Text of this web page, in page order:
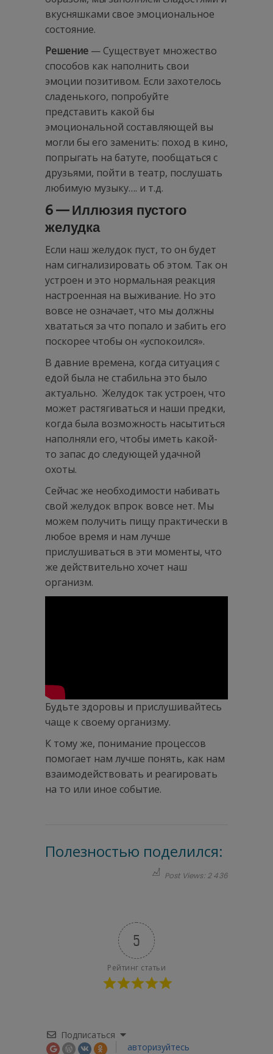
вкусняшками свое эмоциональное
состояние.
Решение — Существует множество
способов как наполнить свои
эмоции позитивом. Если захотелось
сладенького, попробуйте
представить какой бы
эмоциональной составляющей вы
могли бы его заменить: поход в кино,
попрыгать на батуте, пообщаться с
друзьями, пойти в театр, послушать
любимую музыку…. и т.д.
6 — Иллюзия пустого
желудка
Если наш желудок пуст, то он будет
нам сигнализировать об этом. Так он
устроен и это нормальная реакция
настроенная на выживание. Но это
вовсе не означает, что мы должны
хвататься за что попало и забить его
поскорее чтобы он «успокоился».
В давние времена, когда ситуация с
едой была не стабильна это было
актуально. Желудок так устроен, что
может растягиваться и наши предки,
когда была возможность насытиться
наполняли его, чтобы иметь какой-
то запас до следующей удачной
охоты.
Сейчас же необходимости набивать
свой желудок впрок вовсе нет. Мы
можем получить пищу практически в
любое время и нам лучше
прислушиваться в эти моменты, что
же действительно хочет наш
организм.
Будьте здоровы и прислушивайтесь
чаще к своему организму.
К тому же, понимание процессов
помогает нам лучше понять, как нам
взаимодействовать и реагировать
на то или иное событие.
Полезностью поделился:
Post Views: 2 436
5
Рейтинг статьи
Подписаться
авторизуйтесь